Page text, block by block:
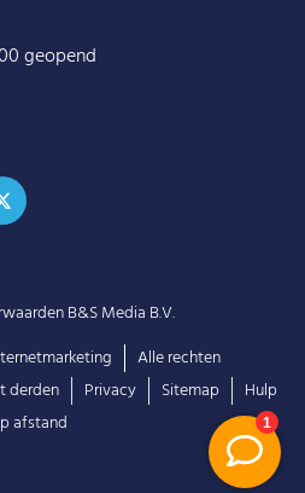
geopend
B&S Media B.V.
Alle rechten
derden Privacy Sitemap
Hulp
afstand